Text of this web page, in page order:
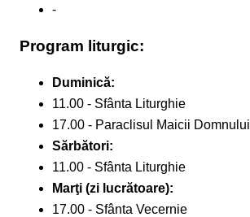
-
Program liturgic:
Duminică:
11.00 - Sfânta Liturghie
17.00 - Paraclisul Maicii Domnului
Sărbători:
11.00 - Sfânta Liturghie
Marţi (zi lucrătoare):
17.00 - Sfânta Vecernie